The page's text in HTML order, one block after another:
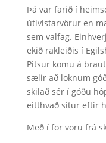
Þá var farið í
útivistarvörur en
sem valfag.
ekið rakleiðis í
Pitsur komu á
sælir að loknum
skilað sér í góðu
eitthvað situr eftir
Með í för voru frá